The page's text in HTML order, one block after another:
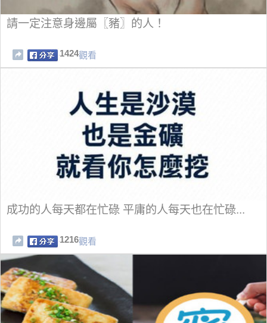
請一定注意身邊屬〖豬〗的人！
1424觀看
成功的人每天都在忙碌 平庸的人每天也在忙碌...
1216觀看